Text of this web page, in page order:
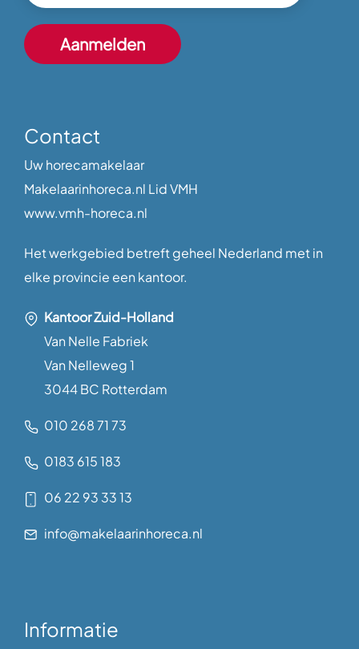
Contact
Uw horecamakelaar
Makelaarinhoreca.nl Lid VMH
www.vmh-horeca.nl
Het werkgebied betreft geheel Nederland met in
elke provincie een kantoor.
Kantoor Zuid-Holland
Van Nelle Fabriek
Van Nelleweg 1
3044 BC Rotterdam
010 268 71 73
0183 615 183
06 22 93 33 13
info@makelaarinhoreca.nl
Informatie